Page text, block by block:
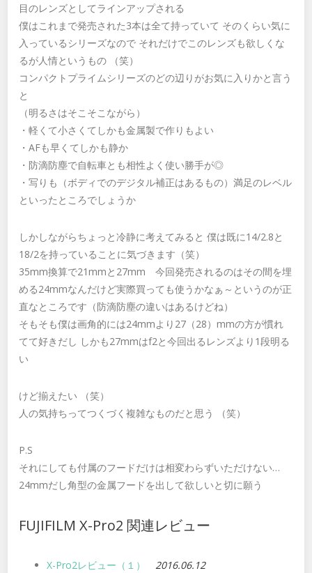
目のレンズとしてラインアップされる
僕はこれまで発売された3本は全て持っていて そのくらい気に
入っているシリーズなので それだけでこのレンズも欲しくな
るが人情というもの （笑）
コンパクトプライムシリーズのどの辺りがお気に入りかと言う
と
（明るさはそこそこながら）
・軽くて小さくてしかも金属製で作りもよい
・AFも早くてしかも静か
・防滴防塵で自転車とも相性よく使い勝手が◎
・写りも（ボディでのデジタル補正はあるもの）満足のレベル
といったところでしょうか
しかしながらちょっと冷静に考えてみると 僕は既に14/2.8と
18/2を持っていることに気づきます（笑）
35mm換算で21mmと27mm 今回発売されるのはその間を埋
める24mmなんだけど実際買っても使うかなぁ～というのが正
直なところです（防滴防塵の違いはあるけどね）
そもそも僕は画角的には24mmより27（28）mmの方が慣れ
てて好きだし しかも27mmはf2と今回出るレンズより1段明る
い
けど揃えたい （笑）
人の気持ちってつくづく複雑なものだと思う （笑）
P.S
それにしても付属のフードだけは相変わらずいただけない…
24mmだし角型の金属フードを出して欲しいと切に願う
FUJIFILM X-Pro2 関連レビュー
X-Pro2レビュー（１）2016.06.12